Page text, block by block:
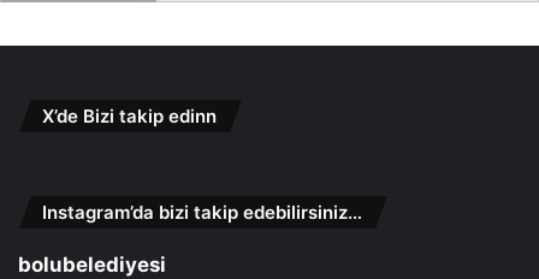
X’de Bizi takip edinn
Instagram’da bizi takip edebilirsiniz…
bolubelediyesi